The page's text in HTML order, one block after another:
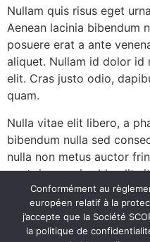
Nullam quis risus eget
Aenean lacinia bibendum
posuere erat a ante
aliquet. Nullam id dolor id
elit. Cras justo odio,
quam.
Nulla vitae elit libero, a
bibendum nulla sed
nulla non metus auctor
eget risus varius blandit
Conformément au
européen relatif à la
j’accepte que la Société
la politique de